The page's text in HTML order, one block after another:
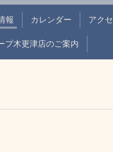
報 カレンダー アク
プ木更津店のご案内